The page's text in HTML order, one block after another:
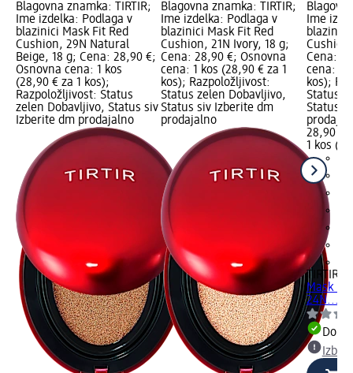
Blagovna znamka: TIRTIR;
Ime izdelka: Podlaga v
blazinici Mask Fit Red
Cushion, 29N Natural
Beige, 18 g; Cena: 28,90 €;
Osnovna cena: 1 kos
(28,90 € za 1 kos);
Razpoložljivost: Status
zelen Dobavljivo, Status siv
Izberite dm prodajalno
Blagovna znamka: TIRTIR;
Ime izdelka: Podlaga v
blazinici Mask Fit Red
Cushion, 21N Ivory, 18 g;
Cena: 28,90 €; Osnovna
cena: 1 kos (28,90 € za 1
kos); Razpoložljivost:
Status zelen Dobavljivo,
Status siv Izberite dm
prodajalno
Ime
blazinici
Cena:
cena: 1
kos);
Status
Status
28,90 €
1 kos
TIRTIR
Mask Fit
24N...,